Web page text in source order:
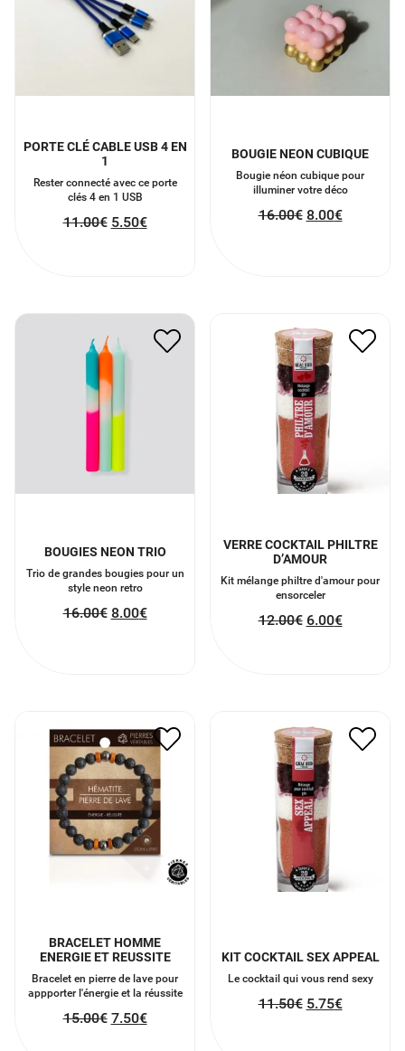
PORTE CLÉ CABLE USB 4 EN
1
Rester connecté avec ce porte
clés 4 en 1 USB
11.00€ 5.50€
BOUGIE NEON CUBIQUE
Bougie néon cubique pour
illuminer votre déco
16.00€ 8.00€
BOUGIES NEON TRIO
Trio de grandes bougies pour un
style neon retro
16.00€ 8.00€
12.00€ 6.00
VERRE COCKTAIL PHILTRE
D’AMOUR
Kit mélange philtre d'amour pour
ensorceler
12.00€ 6.00€
15.00€ 7.50€
BRACELET HOMME
ENERGIE ET REUSSITE
Bracelet en pierre de lave pour
appporter l'énergie et la réussite
15.00€ 7.50€
11.50€ 5.75
KIT COCKTAIL SEX APPEAL
Le cocktail qui vous rend sexy
11.50€ 5.75€